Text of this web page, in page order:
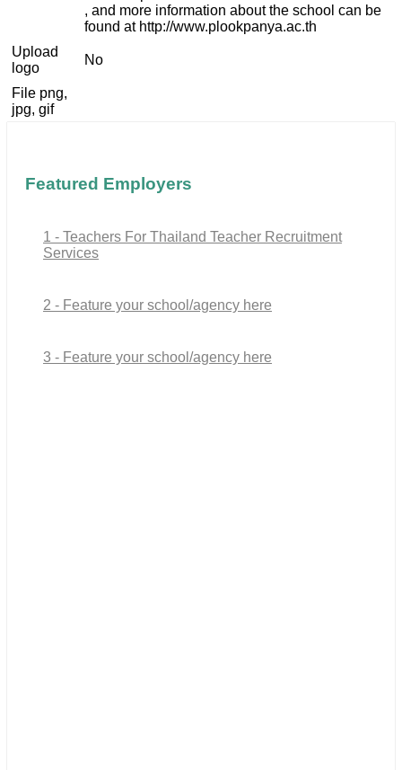
, and more information about the school can be
found at http://www.plookpanya.ac.th
Upload
logo
No
File png,
jpg, gif
Featured Employers
1 - Teachers For Thailand Teacher Recruitment
Services
2 - Feature your school/agency here
3 - Feature your school/agency here